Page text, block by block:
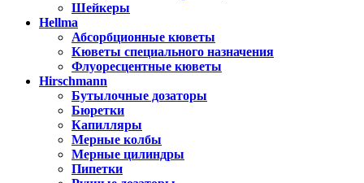
Шейкеры
Hellma
Абсорбционные кюветы
Кюветы специального назначения
Флуоресцентные кюветы
Hirschmann
Бутылочные дозаторы
Бюретки
Капилляры
Мерные колбы
Мерные цилиндры
Пипетки